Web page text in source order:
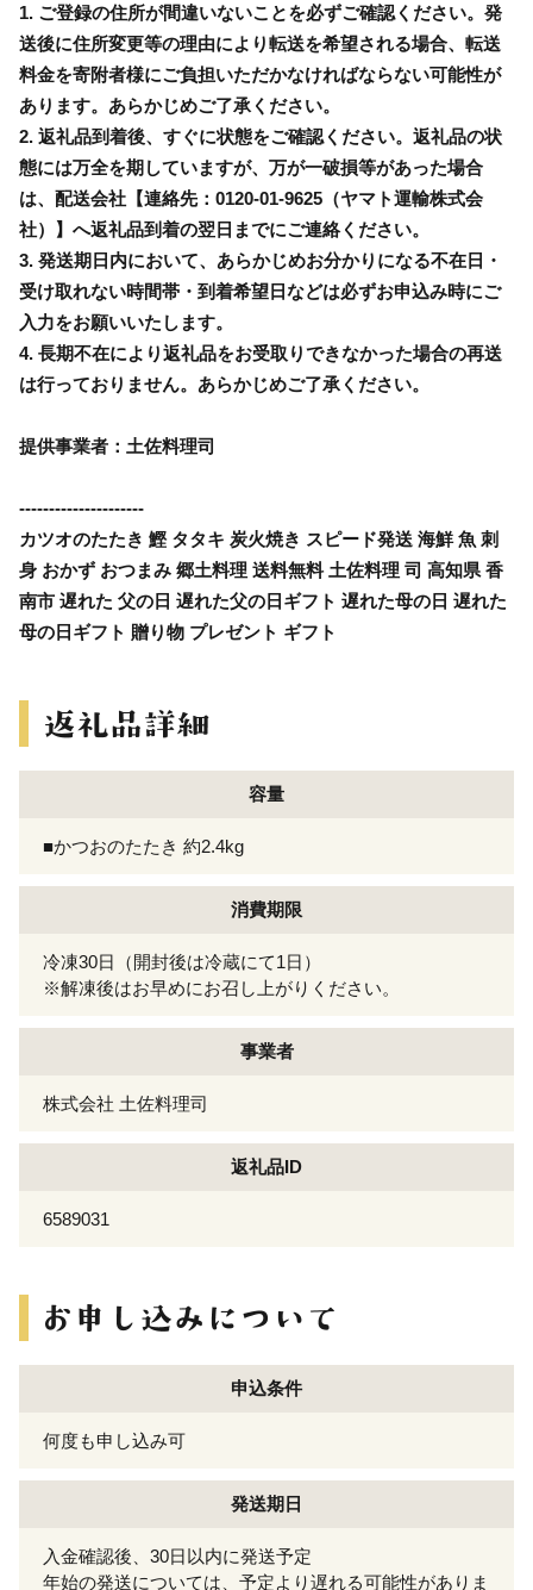
1. ご登録の住所が間違いないことを必ずご確認ください。発
送後に住所変更等の理由により転送を希望される場合、転送
料金を寄附者様にご負担いただかなければならない可能性が
あります。あらかじめご了承ください。
2. 返礼品到着後、すぐに状態をご確認ください。返礼品の状
態には万全を期していますが、万が一破損等があった場合
は、配送会社【連絡先：0120-01-9625（ヤマト運輸株式会
社）】へ返礼品到着の翌日までにご連絡ください。
3. 発送期日内において、あらかじめお分かりになる不在日・
受け取れない時間帯・到着希望日などは必ずお申込み時にご
入力をお願いいたします。
4. 長期不在により返礼品をお受取りできなかった場合の再送
は行っておりません。あらかじめご了承ください。
提供事業者：土佐料理司
---------------------
カツオのたたき 鰹 タタキ 炭火焼き スピード発送 海鮮 魚 刺
身 おかず おつまみ 郷土料理 送料無料 土佐料理 司 高知県 香
南市 遅れた 父の日 遅れた父の日ギフト 遅れた母の日 遅れた
母の日ギフト 贈り物 プレゼント ギフト
容量
■かつおのたたき 約2.4kg
消費期限
冷凍30日（開封後は冷蔵にて1日）
※解凍後はお早めにお召し上がりください。
事業者
株式会社 土佐料理司
返礼品ID
6589031
申込条件
何度も申し込み可
発送期日
入金確認後、30日以内に発送予定
年始の発送については、予定より遅れる可能性がありま